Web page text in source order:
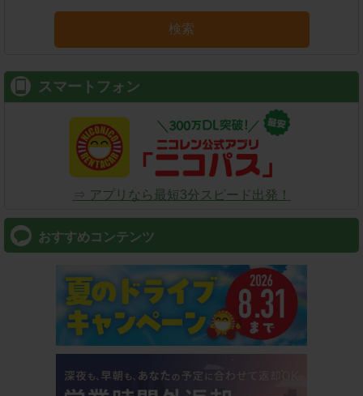
検索
スマートフォン
⇒ アプリなら最短3分スピード出発！
おすすめコンテンツ